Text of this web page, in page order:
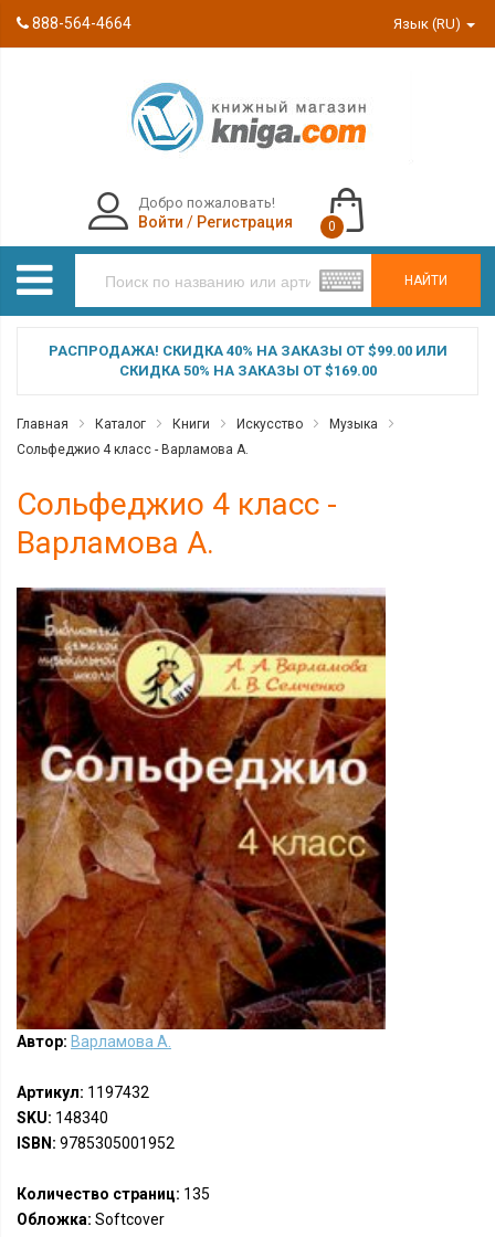
888-564-4664 Язык (RU)
НАЙТИ
Добро пожаловать!
Войти / Регистрация 0
РАСПРОДАЖА! СКИДКА 40% НА ЗАКАЗЫ ОТ $99.00 ИЛИ
СКИДКА 50% НА ЗАКАЗЫ ОТ $169.00
Главная Каталог Книги Искусство
Музыка
Сольфеджио 4 класс - Варламова А.
Сольфеджио 4 класс -
Варламова А.
Автор: Варламова А.
Артикул: 1197432
SKU: 148340
ISBN: 9785305001952
Количество страниц: 135
Обложка: Softcover